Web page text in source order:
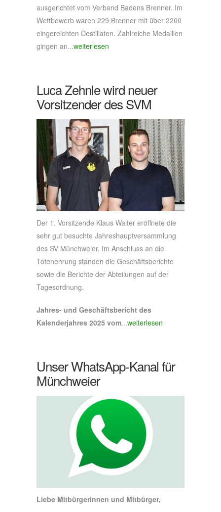
ausgerichtet vom Verband Badens Brenner. Im
Wettbewerb waren 229 Brenner mit über 2200
eingereichten Destillaten. Zahlreiche Medaillen
gingen an...weiterlesen
Luca Zehnle wird neuer
Vorsitzender des SVM
Der 1. Vorsitzende Klaus Walter eröffnete die
sehr gut besuchte Jahreshauptversammlung
des SV Münchweier. Im Anschluss an die
Totenehrung standen die Geschäftsberichte
sowie die Berichte der Abteilungen auf der
Tagesordnung.
Jahres- und Geschäftsbericht des
Kalenderjahres 2025 vom...weiterlesen
Unser WhatsApp-Kanal für
Münchweier
Liebe Mitbürgerinnen und Mitbürger,